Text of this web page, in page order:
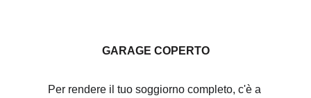
GARAGE COPERTO
Per rendere il tuo soggiorno completo, c'è a